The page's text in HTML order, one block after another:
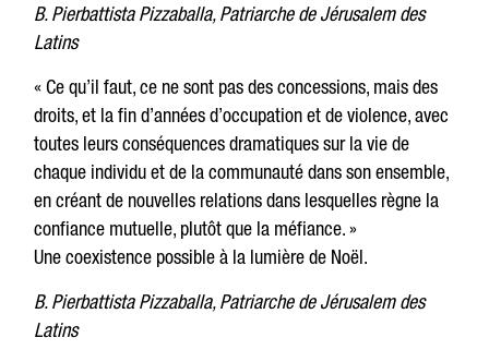
B. Pierbattista Pizzaballa, Patriarche de Jérusalem des
Latins
« Ce qu’il faut, ce ne sont pas des concessions, mais des
droits, et la fin d’années d’occupation et de violence, avec
toutes leurs conséquences dramatiques sur la vie de
chaque individu et de la communauté dans son ensemble,
en créant de nouvelles relations dans lesquelles règne la
confiance mutuelle, plutôt que la méfiance. »
Une coexistence possible à la lumière de Noël.
B. Pierbattista Pizzaballa, Patriarche de Jérusalem des
Latins